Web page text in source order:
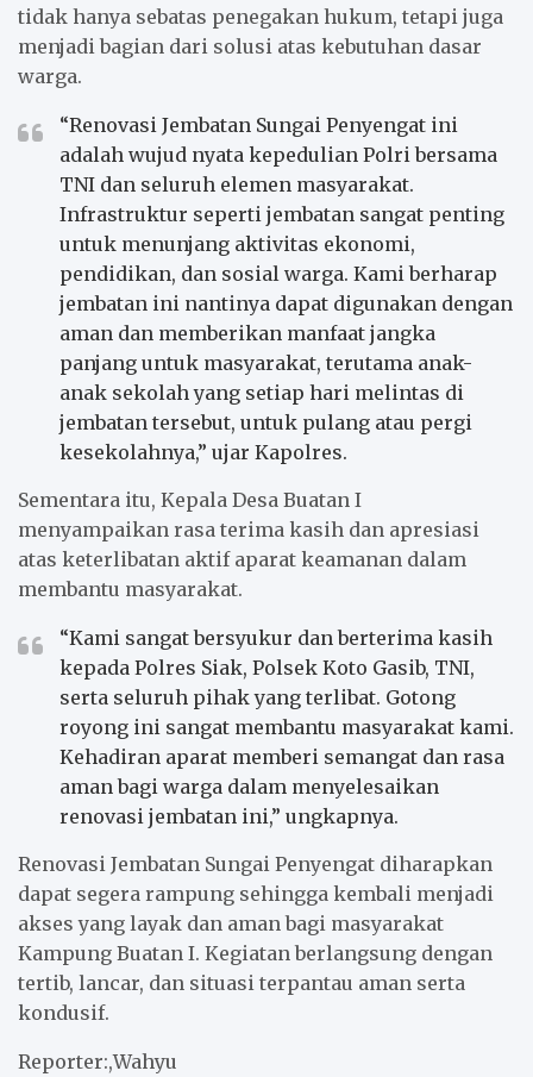
tidak hanya sebatas penegakan hukum, tetapi juga
menjadi bagian dari solusi atas kebutuhan dasar
warga.
“Renovasi Jembatan Sungai Penyengat ini
adalah wujud nyata kepedulian Polri bersama
TNI dan seluruh elemen masyarakat.
Infrastruktur seperti jembatan sangat penting
untuk menunjang aktivitas ekonomi,
pendidikan, dan sosial warga. Kami berharap
jembatan ini nantinya dapat digunakan dengan
aman dan memberikan manfaat jangka
panjang untuk masyarakat, terutama anak-
anak sekolah yang setiap hari melintas di
jembatan tersebut, untuk pulang atau pergi
kesekolahnya,” ujar Kapolres.
Sementara itu, Kepala Desa Buatan I
menyampaikan rasa terima kasih dan apresiasi
atas keterlibatan aktif aparat keamanan dalam
membantu masyarakat.
“Kami sangat bersyukur dan berterima kasih
kepada Polres Siak, Polsek Koto Gasib, TNI,
serta seluruh pihak yang terlibat. Gotong
royong ini sangat membantu masyarakat kami.
Kehadiran aparat memberi semangat dan rasa
aman bagi warga dalam menyelesaikan
renovasi jembatan ini,” ungkapnya.
Renovasi Jembatan Sungai Penyengat diharapkan
dapat segera rampung sehingga kembali menjadi
akses yang layak dan aman bagi masyarakat
Kampung Buatan I. Kegiatan berlangsung dengan
tertib, lancar, dan situasi terpantau aman serta
kondusif.
Reporter:,Wahyu